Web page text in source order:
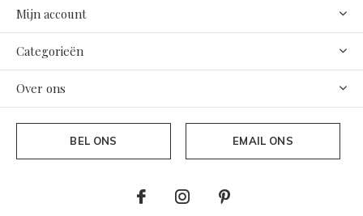
Mijn account
Categorieën
Over ons
BEL ONS EMAIL ONS